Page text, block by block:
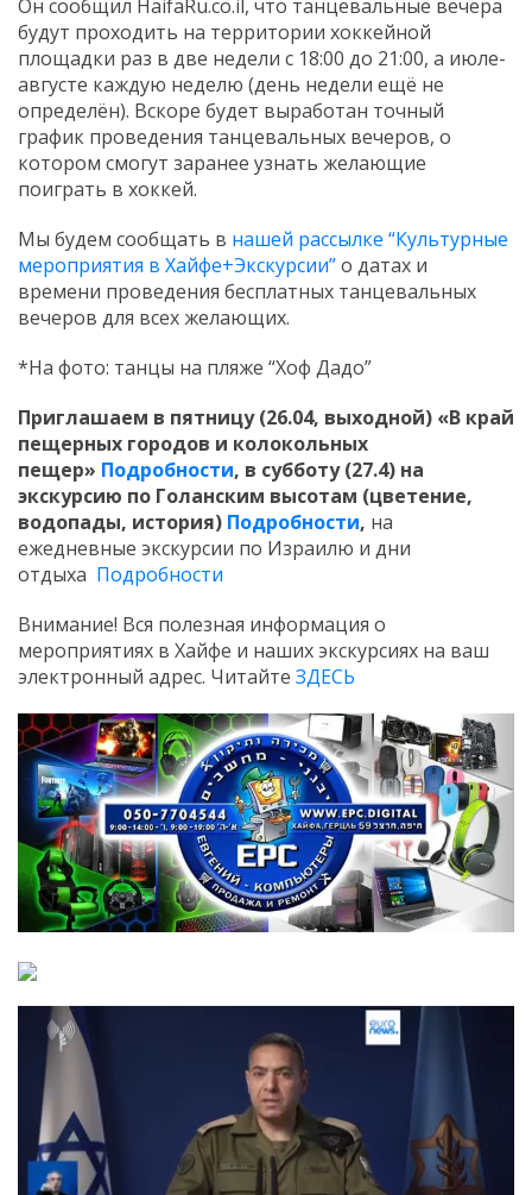
Он сообщил HaifaRu.co.il, что танцевальные вечера
будут проходить на территории хоккейной
площадки раз в две недели с 18:00 до 21:00, а июле-
августе каждую неделю (день недели ещё не
определён). Вскоре будет выработан точный
график проведения танцевальных вечеров, о
котором смогут заранее узнать желающие
поиграть в хоккей.
Мы будем сообщать в нашей рассылке “Культурные
мероприятия в Хайфе+Экскурсии”о датах и
времени проведения бесплатных танцевальных
вечеров для всех желающих.
*На фото: танцы на пляже “Хоф Дадо”
Приглашаем в пятницу (26.04, выходной) «В край
пещерных городов и колокольных
пещер» Подробности, в субботу (27.4) на
экскурсию по Голанским высотам (цветение,
водопады, история) Подробности, на
ежедневные экскурсии по Израилю и дни
отдыха Подробности
Внимание! Вся полезная информация о
мероприятиях в Хайфе и наших экскурсиях на ваш
электронный адрес. Читайте ЗДЕСЬ